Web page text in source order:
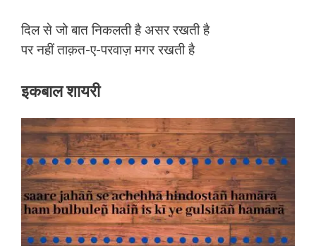
दिल से जो बात निकलती है असर रखती है
पर नहीं ताक़त-ए-परवाज़ मगर रखती है
इकबाल शायरी